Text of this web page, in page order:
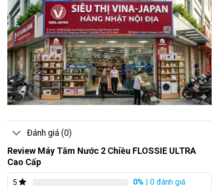
Đánh giá (0)
Review Máy Tăm Nước 2 Chiều FLOSSIE ULTRA
Cao Cấp
5 0% | 0 đánh giá